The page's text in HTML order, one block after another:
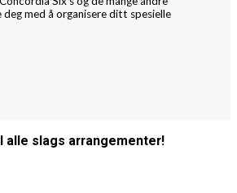
med å organisere ditt spesielle
alle slags arrangementer!